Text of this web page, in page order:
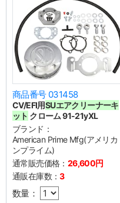
商品番号 031458
CV/EFI用SUエアクリーナーキ
ット クローム 91-21yXL
ブランド：
American Prime Mfg(アメリカ
ンプライム)
通常販売価格： 26,600円
通販在庫数：3
数量：